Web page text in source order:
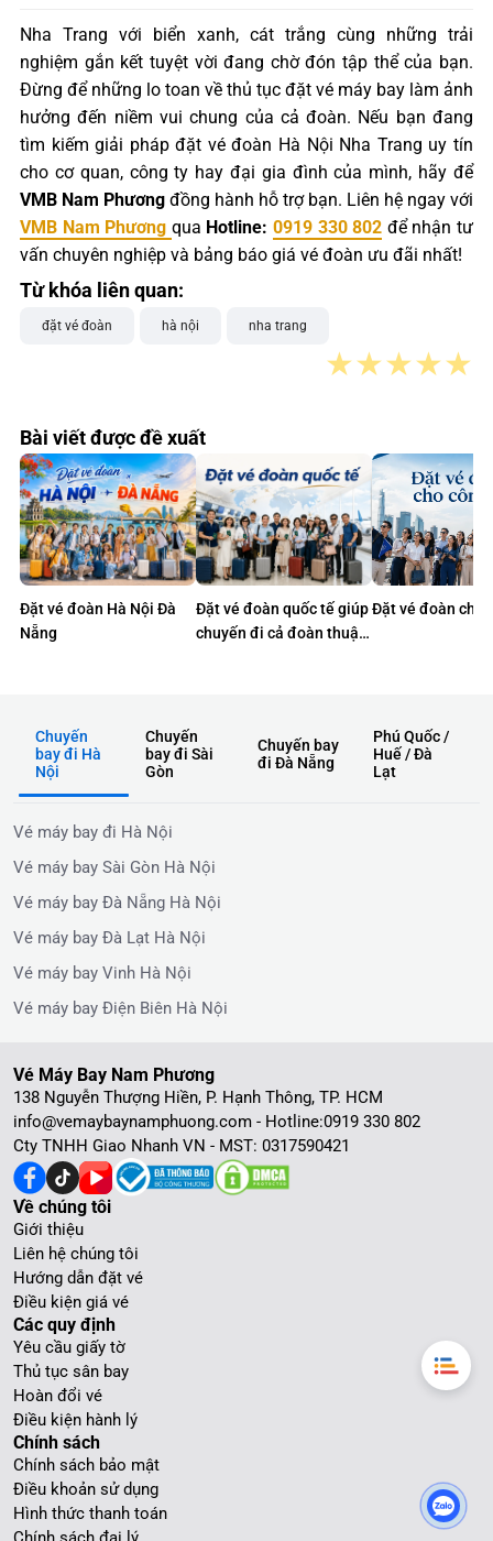
Nha Trang với biển xanh, cát trắng cùng những trải
nghiệm gắn kết tuyệt vời đang chờ đón tập thể của bạn.
Đừng để những lo toan về thủ tục đặt vé máy bay làm ảnh
hưởng đến niềm vui chung của cả đoàn. Nếu bạn đang
tìm kiếm giải pháp đặt vé đoàn Hà Nội Nha Trang uy tín
cho cơ quan, công ty hay đại gia đình của mình, hãy để
VMB Nam Phương đồng hành hỗ trợ bạn. Liên hệ ngay với
VMB Nam Phương qua Hotline:0919 330 802 để nhận tư
vấn chuyên nghiệp và bảng báo giá vé đoàn ưu đãi nhất!
Từ khóa liên quan:
đặt vé đoàn hà nội nha trang
★★★★★
Bài viết được đề xuất
Đặt vé đoàn Hà Nội Đà
Nẵng
Đặt vé đoàn quốc tế giúp
chuyến đi cả đoàn thuận
Đặt vé đoàn cho
Chuyến
bay đi Hà
Nội
Chuyến
bay đi Sài
Gòn
Chuyến bay
đi Đà Nẵng
Phú Quốc /
Huế / Đà
Lạt
Vé máy bay đi Hà Nội
Vé máy bay Sài Gòn Hà Nội
Vé máy bay Đà Nẵng Hà Nội
Vé máy bay Đà Lạt Hà Nội
Vé máy bay Vinh Hà Nội
Vé máy bay Điện Biên Hà Nội
Chính sách
Chính sách bảo mật
Điều khoản sử dụng
Hình thức thanh toán
Các quy định
Yêu cầu giấy tờ
Thủ tục sân bay
Hoàn đổi vé
Điều kiện hành lý
Về chúng tôi
Giới thiệu
Liên hệ chúng tôi
Hướng dẫn đặt vé
Điều kiện giá vé
Vé Máy Bay Nam Phương
138 Nguyễn Thượng Hiền, P. Hạnh Thông, TP. HCM
info@vemaybaynamphuong.com - Hotline:0919 330 802
Cty TNHH Giao Nhanh VN - MST: 0317590421